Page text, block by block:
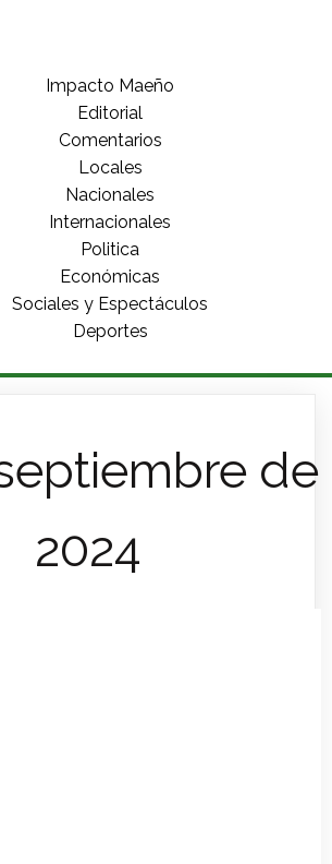
Impacto Maeño
Editorial
Comentarios
Locales
Nacionales
Internacionales
Politica
Económicas
Sociales y Espectáculos
Deportes
de
2024